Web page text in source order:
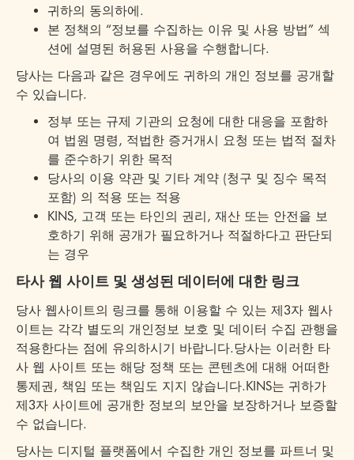
귀하의 동의하에.
본 정책의 “정보를 수집하는 이유 및 사용 방법” 섹
션에 설명된 허용된 사용을 수행합니다.
당사는 다음과 같은 경우에도 귀하의 개인 정보를 공개할
수 있습니다.
정부 또는 규제 기관의 요청에 대한 대응을 포함하
여 법원 명령, 적법한 증거개시 요청 또는 법적 절차
를 준수하기 위한 목적
당사의 이용 약관 및 기타 계약 (청구 및 징수 목적
포함) 의 적용 또는 적용
KINS, 고객 또는 타인의 권리, 재산 또는 안전을 보
호하기 위해 공개가 필요하거나 적절하다고 판단되
는 경우
타사 웹 사이트 및 생성된 데이터에 대한 링크
당사 웹사이트의 링크를 통해 이용할 수 있는 제3자 웹사
이트는 각각 별도의 개인정보 보호 및 데이터 수집 관행을
적용한다는 점에 유의하시기 바랍니다.당사는 이러한 타
사 웹 사이트 또는 해당 정책 또는 콘텐츠에 대해 어떠한
통제권, 책임 또는 책임도 지지 않습니다.KINS는 귀하가
제3자 사이트에 공개한 정보의 보안을 보장하거나 보증할
수 없습니다.
당사는 디지털 플랫폼에서 수집한 개인 정보를 파트너 및